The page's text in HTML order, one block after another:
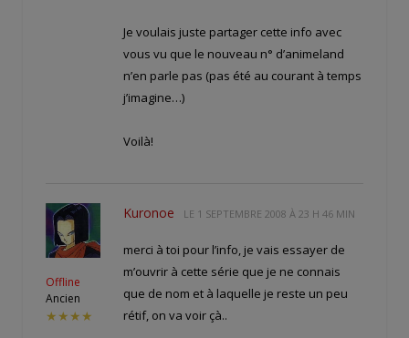
Je voulais juste partager cette info avec
vous vu que le nouveau n° d’animeland
n’en parle pas (pas été au courant à temps
j’imagine…)
Voilà!
Offline
Ancien
★★★★
Kuronoe LE 1 SEPTEMBRE 2008 À 23 H 46 MIN
merci à toi pour l’info, je vais essayer de
m’ouvrir à cette série que je ne connais
que de nom et à laquelle je reste un peu
rétif, on va voir çà..